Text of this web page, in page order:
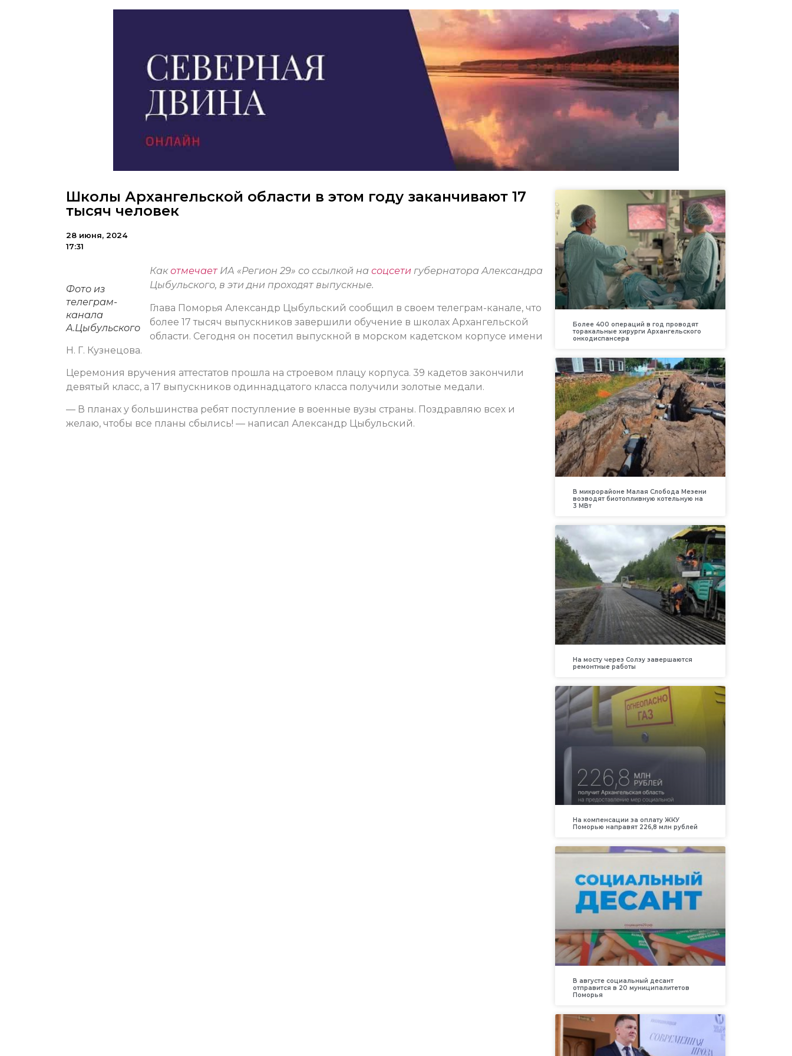
Школы Архангельской области в этом году заканчивают 17
тысяч человек
28 июня, 2024
17:31
Фото из
телеграм-
канала
А.Цыбульского
Какотмечает ИА «Регион 29» со ссылкой на соцсети губернатора Александра
Цыбульского, в эти дни проходят выпускные.
Глава Поморья Александр Цыбульский сообщил в своем телеграм-канале, что
более 17 тысяч выпускников завершили обучение в школах Архангельской
области. Сегодня он посетил выпускной в морском кадетском корпусе имени
Н. Г. Кузнецова.
Церемония вручения аттестатов прошла на строевом плацу корпуса. 39 кадетов закончили
девятый класс, а 17 выпускников одиннадцатого класса получили золотые медали.
— В планах у большинства ребят поступление в военные вузы страны. Поздравляю всех и
желаю, чтобы все планы сбылись! — написал Александр Цыбульский.
Более 400 операций в год проводят
торакальные хирурги Архангельского
онкодиспансера
В микрорайоне Малая Слобода Мезени
возводят биотопливную котельную на
3 МВт
На мосту через Солзу завершаются
ремонтные работы
На компенсации за оплату ЖКУ
Поморью направят 226,8 млн рублей
В августе социальный десант
отправится в 20 муниципалитетов
Поморья